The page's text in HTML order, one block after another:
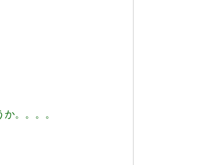
。。。。